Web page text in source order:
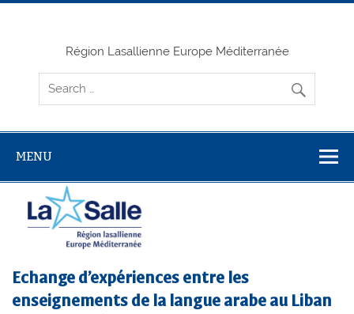
Skip
Région Lasallienne Europe Méditerranée
MENU
Echange d’expériences entre les
enseignements de la langue arabe au Liban